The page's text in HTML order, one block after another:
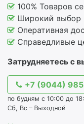
100% Товаров
Широкий выбор
Оперативная
Справедливые
Затрудняетесь
+7 (9044)
по будням с 10:00 до
Сб, Вс – Выходной